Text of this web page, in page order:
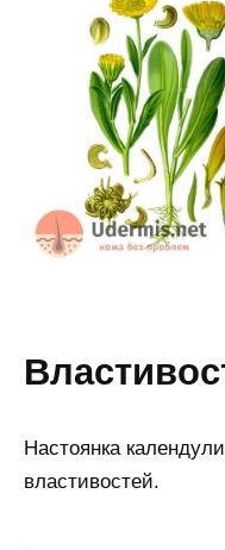
Настоянка
властивостей.